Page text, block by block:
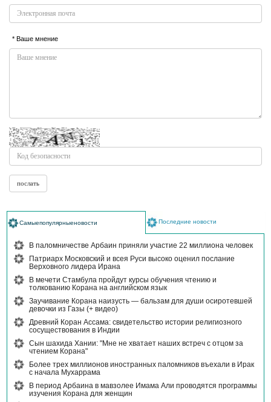
* Ваше мнение
Самыепопулярныеновости Последние новости
В паломничестве Арбаин приняли участие 22 миллиона человек
Патриарх Московский и всея Руси высоко оценил послание
Верховного лидера Ирана
В мечети Стамбула пройдут курсы обучения чтению и
толкованию Корана на английском язык
Заучивание Корана наизусть — бальзам для души осиротевшей
девочки из Газы (+ видео)
Древний Коран Ассама: свидетельство истории религиозного
сосуществования в Индии
Сын шахида Хании: "Мне не хватает наших встреч с отцом за
чтением Корана"
Более трех миллионов иностранных паломников въехали в Ирак
с начала Мухаррама
В период Арбаина в мавзолее Имама Али проводятся программы
изучения Корана для женщин